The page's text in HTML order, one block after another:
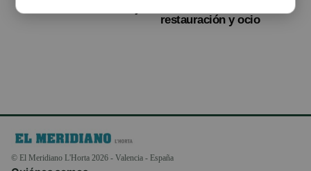
restauración y ocio
© El Meridiano L'Horta 2026 - Valencia - España